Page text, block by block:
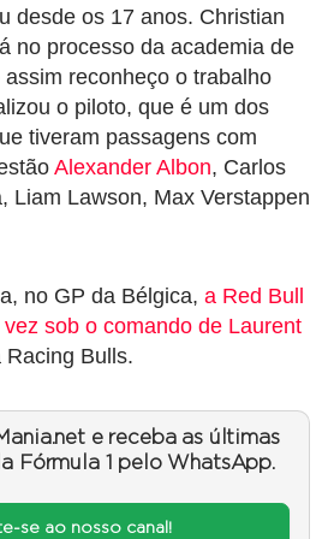
desde os 17 anos. Christian
no processo da academia de
reconheço o trabalho
o piloto, que é um dos
tiveram passagens com
Alexander Albon, Carlos
Liam Lawson, Max Verstappen
no GP da Bélgica, a Red Bull
sob o comando de Laurent
Racing Bulls.
e receba as últimas
Fórmula 1 pelo WhatsApp.
se ao nosso canal!